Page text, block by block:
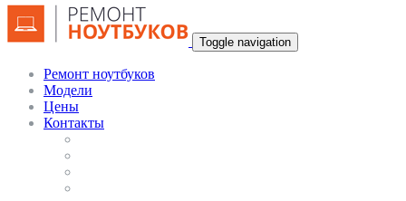
Toggle navigation
Ремонт ноутбуков
Модели
Цены
Контакты